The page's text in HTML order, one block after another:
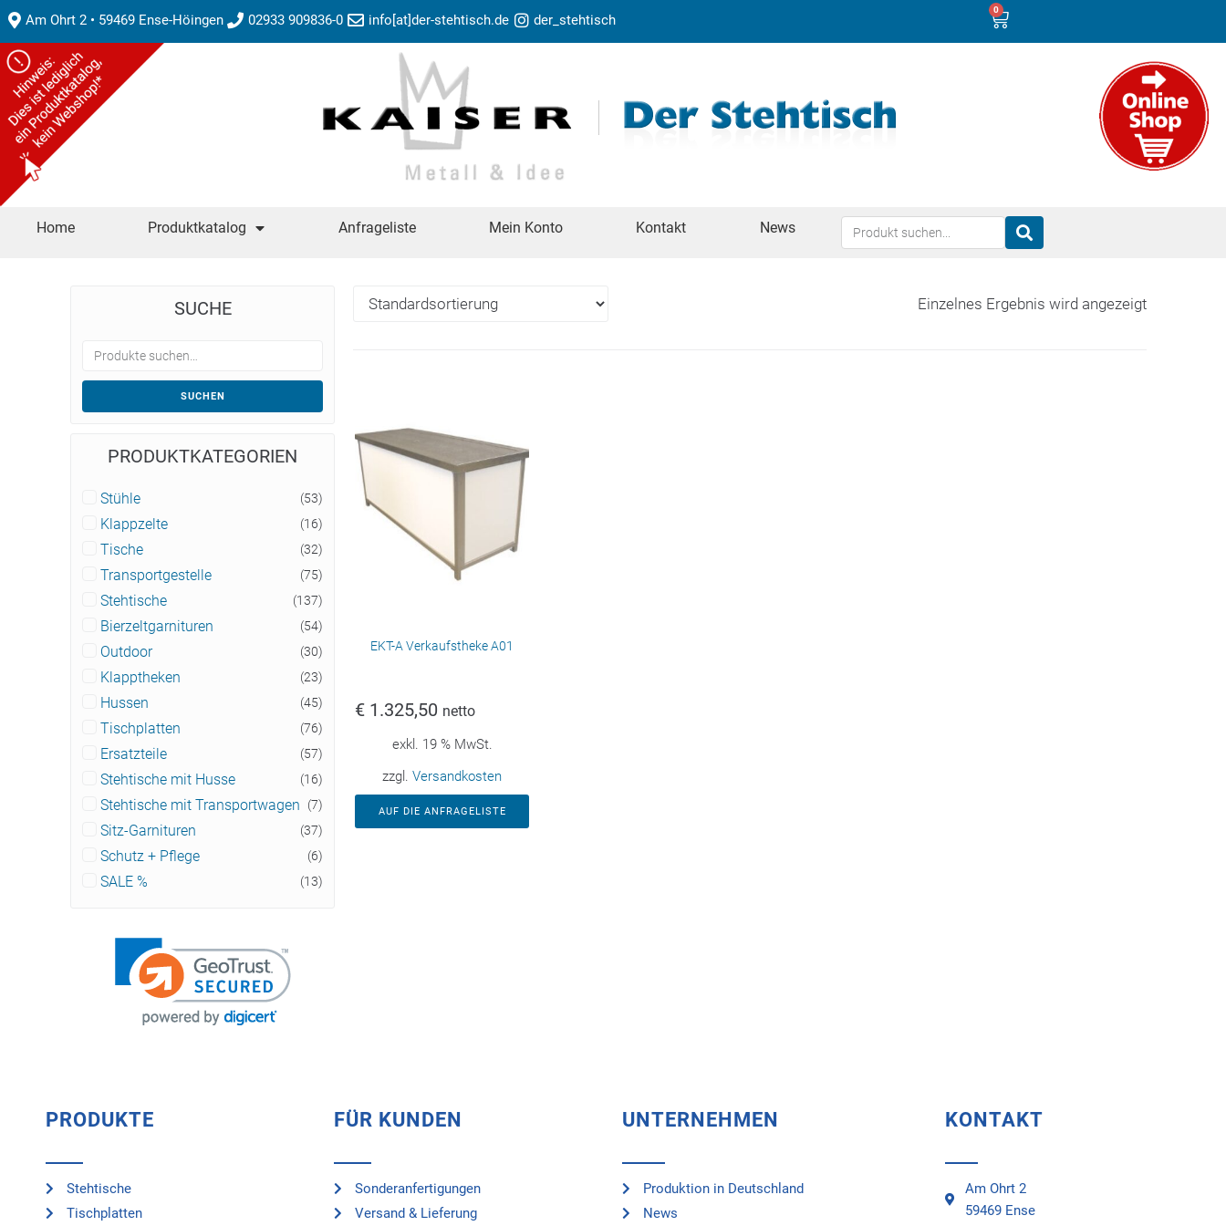
Am Ohrt 2 • 59469 Ense-Höingen 02933 909836-0 info[at]der-stehtisch.de der_stehtisch
0
Home Produktkatalog Anfrageliste Mein Konto Kontakt News
Einzelnes Ergebnis wird angezeigt
EKT-A Verkaufstheke A01
€ 1.325,50 netto
exkl. 19 % MwSt.
zzgl. Versandkosten
AUF DIE ANFRAGELISTE
SUCHE
SUCHEN
PRODUKTKATEGORIEN
Stühle (53)
Klappzelte (16)
Tische (32)
Transportgestelle (75)
Stehtische (137)
Bierzeltgarnituren (54)
Outdoor (30)
Klapptheken (23)
Hussen (45)
Tischplatten (76)
Ersatzteile (57)
Stehtische mit Husse (16)
Stehtische mit Transportwagen (7)
Sitz-Garnituren (37)
Schutz + Pflege (6)
SALE % (13)
PRODUKTE
Stehtische
Tischplatten
FÜR KUNDEN
Sonderanfertigungen
Versand & Lieferung
UNTERNEHMEN
Produktion in Deutschland
News
KONTAKT
Am Ohrt 2
59469 Ense